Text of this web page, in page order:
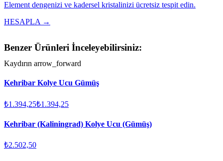
Element dengenizi ve kadersel kristalinizi ücretsiz tespit edin.
HESAPLA →
Benzer Ürünleri İnceleyebilirsiniz:
Kaydırın arrow_forward
Kehribar Kolye Ucu Gümüş
₺1.394,25₺1.394,25
Kehribar (Kaliningrad) Kolye Ucu (Gümüş)
₺2.502,50